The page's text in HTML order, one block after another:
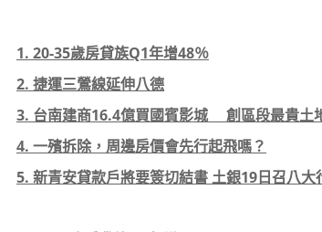
1. 20-35歲房貸族Q1年增48％
2. 捷運三鶯線延伸八德
3. 台南建商16.4億買國賓影城 創區段最貴土
4. 一殯拆除，周邊房價會先行起飛嗎？
5. 新青安貸款戶將要簽切結書 土銀19日召八大